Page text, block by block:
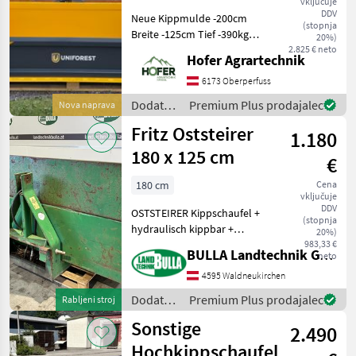
Nova naprava
DDV
(stopnja
20%)
2.825 € neto
Neue Kippmulde -200cm
Breite -125cm Tief -390kg
-Bordwand-
Schwenkvorrichtung -
3500kg Nutzlast! -Euro-
Aufnahme gegen Aufpreis
ver
Hofer Agrartechnik
6173 Oberperfuss
Dodatna
oprema
za
traktorje
/
Uniforest
Premium Plus prodajalec
Rabljeni stroj
Fritz Oststeirer
180 x 125 cm
1.180
€
Cena
vključuje
DDV
(stopnja
20%)
983,33 €
neto
180 cm
OSTSTEIRER Kippschaufel +
hydraulisch kippbar +
cm + Heckbordwand - bzw.
vorne als Aufsatzwand
verwendbar + 3 Punkt und
Ackerschienena
BULLA Landtechnik GmbH
4595 Waldneukirchen
Dodatna
oprema
za
traktorje
Premium Plus prodajalec
Sonstige
2.490